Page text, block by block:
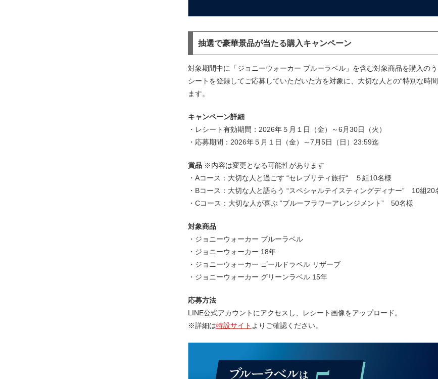
抽選で豪華景品が当たる購入キャンペーン
対象期間中に「ジョニーウォーカー ブルーラベル」を含む対象商品を購入の
シートを登録してご応募していただいた方を対象に、大切な人との“特別な時
ます。
キャンペーン詳細
・レシート有効期間：2026年５月１日（金）～6月30日（火）​
・応募期間：2026年５月１日（金）～7月5日（日）23:59迄​
賞品 ※内容は変更となる可能性があります
・Aコース：大切な人と過ごす “セレブリティ旅行“ ５組10名様
・Bコース：大切な人と語らう “スペシャルテイスティングディナー” 10組20
・Cコース：大切な人が喜ぶ “ブルーフラワーアレンジメント” 50名様
対象商品
・ジョニーウォーカー ブルーラベル
・ジョニーウォーカー 18年
・ジョニーウォーカー ゴールドラベル リザーブ
・ジョニーウォーカー グリーンラベル 15年
応募方法
LINE公式アカウントにアクセスし、レシート画像をアップロード。
※詳細は特設サイト よりご確認ください。​